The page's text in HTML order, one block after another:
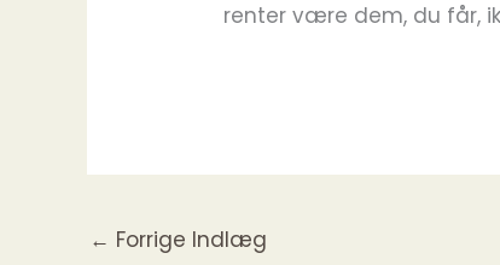
renter være dem, du får,
← Forrige Indlæg